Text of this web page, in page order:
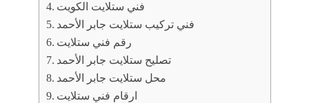
فني ستلايت الكويت
فني تركيب ستلايت جابر الأحمد
رقم فني ستلايت
تصليح ستلايت جابر الأحمد
محل ستلايت جابر الأحمد
ارقام فني ستلايت